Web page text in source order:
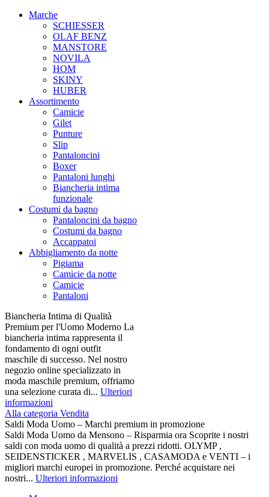
Marche
SCHIESSER
OLAF BENZ
MANSTORE
NOVILA
HOM
SKINY
HUBER
Assortimento
Camicie
Gilet
Punture
Slip
Pantaloncini
Boxer
Pantaloni lunghi
Biancheria intima
funzionale
Costumi da bagno
Pantaloncini da bagno
Costumi da bagno
Accappatoi
Abbigliamento da notte
Pigiama
Camicie da notte
Camicie
Pantaloni
Biancheria Intima di Qualità
Premium per l'Uomo Moderno La
biancheria intima rappresenta il
fondamento di ogni outfit
maschile di successo. Nel nostro
negozio online specializzato in
moda maschile premium, offriamo
una selezione curata di... Ulteriori
informazioni
Alla categoria Vendita
Saldi Moda Uomo – Marchi premium in promozione
Saldi Moda Uomo da Mensono – Risparmia ora Scoprite i nostri
saldi con moda uomo di qualità a prezzi ridotti. OLYMP ,
SEIDENSTICKER , MARVELIS , CASAMODA e VENTI – i
migliori marchi europei in promozione. Perché acquistare nei
nostri... Ulteriori informazioni